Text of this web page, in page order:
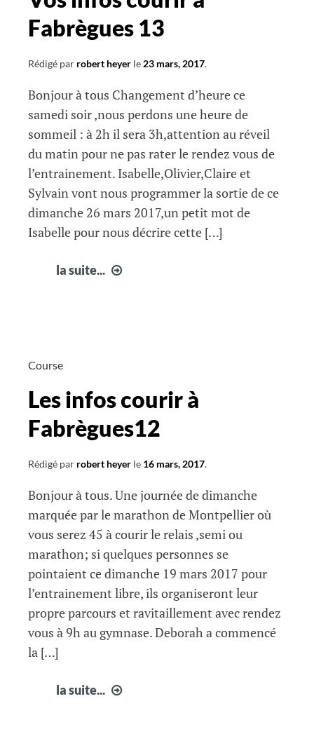
les-
Bains
Fabrègues 13
Rédigé par robert heyer le 23 mars, 2017.
Bonjour à tous Changement d’heure ce
samedi soir ,nous perdons une heure de
sommeil : à 2h il sera 3h,attention au réveil
du matin pour ne pas rater le rendez vous de
l’entrainement. Isabelle,Olivier,Claire et
Sylvain vont nous programmer la sortie de ce
dimanche 26 mars 2017,un petit mot de
Isabelle pour nous décrire cette […]
la suite...
Course
Les infos courir à
Fabrègues12
Rédigé par robert heyer le 16 mars, 2017.
Bonjour à tous. Une journée de dimanche
marquée par le marathon de Montpellier où
vous serez 45 à courir le relais ,semi ou
marathon; si quelques personnes se
pointaient ce dimanche 19 mars 2017 pour
l’entrainement libre, ils organiseront leur
propre parcours et ravitaillement avec rendez
vous à 9h au gymnase. Deborah a commencé
la […]
la suite...